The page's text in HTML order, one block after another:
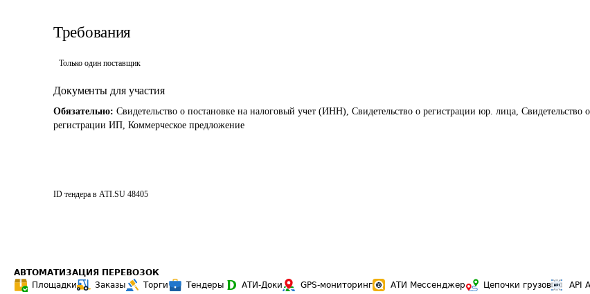
Требования
Только один поставщик
Документы для участия
Обязательно: Свидетельство о постановке на налоговый учет (ИНН), Свидетельство о регистрации юр. лица, Свидетельство о
регистрации ИП, Коммерческое предложение
ID тендера в ATI.SU 48405
АВТОМАТИЗАЦИЯ ПЕРЕВОЗОК
Площадки
Заказы Торги Тендеры АТИ-Доки GPS-мониторинг АТИ Мессенджер Цепочки грузов API